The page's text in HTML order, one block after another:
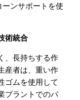
ンサポートを使
術統合
、長持ちする作
産者は、重い作
ゴムを使用して
プラントでのパ